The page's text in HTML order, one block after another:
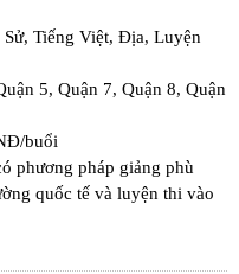
Sử, Tiếng Việt, Địa, Luyện
5, Quận 7, Quận 8, Quận
buổi
phương pháp giảng phù
quốc tế và luyện thi vào